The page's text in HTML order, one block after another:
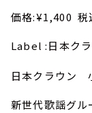
価格:¥1,400 税
Label :日本ク
日本クラウン
新世代歌謡グル